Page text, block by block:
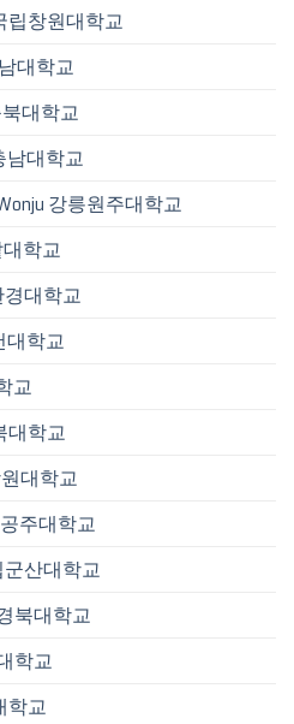
립창원대학교
대학교
북대학교
남대학교
강릉원주대학교
대학교
경대학교
대학교
교
대학교
원대학교
주대학교
군산대학교
북대학교
학교
학교